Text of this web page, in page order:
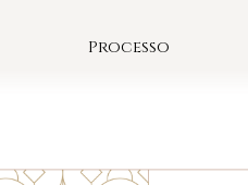
Processo